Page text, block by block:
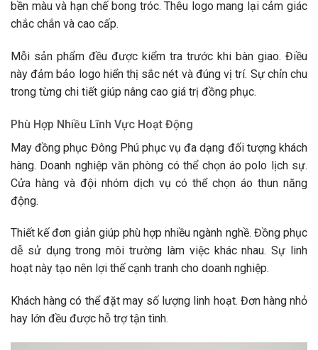
bền màu và hạn chế bong tróc. Thêu logo mang lại cảm giác
chắc chắn và cao cấp.
Mỗi sản phẩm đều được kiểm tra trước khi bàn giao. Điều
này đảm bảo logo hiển thị sắc nét và đúng vị trí. Sự chỉn chu
trong từng chi tiết giúp nâng cao giá trị đồng phục.
Phù Hợp Nhiều Lĩnh Vực Hoạt Động
May đồng phục Đông Phú phục vụ đa dạng đối tượng khách
hàng. Doanh nghiệp văn phòng có thể chọn áo polo lịch sự.
Cửa hàng và đội nhóm dịch vụ có thể chọn áo thun năng
động.
Thiết kế đơn giản giúp phù hợp nhiều ngành nghề. Đồng phục
dễ sử dụng trong môi trường làm việc khác nhau. Sự linh
hoạt này tạo nên lợi thế cạnh tranh cho doanh nghiệp.
Khách hàng có thể đặt may số lượng linh hoạt. Đơn hàng nhỏ
hay lớn đều được hỗ trợ tận tình.